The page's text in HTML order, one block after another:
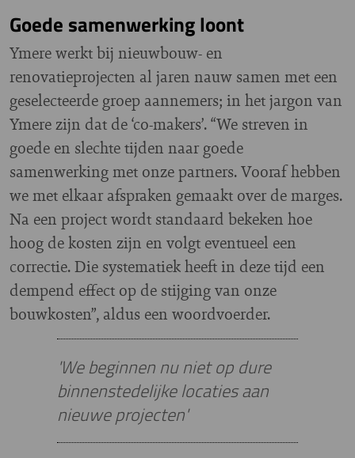
Goede samenwerking loont
Ymere werkt bij nieuwbouw- en
renovatieprojecten al jaren nauw samen met een
geselecteerde groep aannemers; in het jargon van
Ymere zijn dat de ‘co-makers’. “We streven in
goede en slechte tijden naar goede
samenwerking met onze partners. Vooraf hebben
we met elkaar afspraken gemaakt over de marges.
Na een project wordt standaard bekeken hoe
hoog de kosten zijn en volgt eventueel een
correctie. Die systematiek heeft in deze tijd een
dempend effect op de stijging van onze
bouwkosten”, aldus een woordvoerder.
'We beginnen nu niet op dure
binnenstedelijke locaties aan
nieuwe projecten'